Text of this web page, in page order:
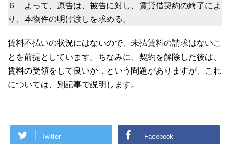
６ よって、原告は、被告に対し、賃貸借契約の終了によ
り、本物件の明け渡しを求める。
賃料不払いの状況にはないので、未払賃料の請求はないこ
とを前提としています。ちなみに、契約を解除した後は、
賃料の受領をして良いか．という問題がありますが、これ
については、別記事で説明します。
Twitter Facebook